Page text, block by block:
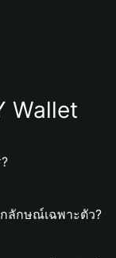
Wallet
กลักษณ์เฉพาะตัว?